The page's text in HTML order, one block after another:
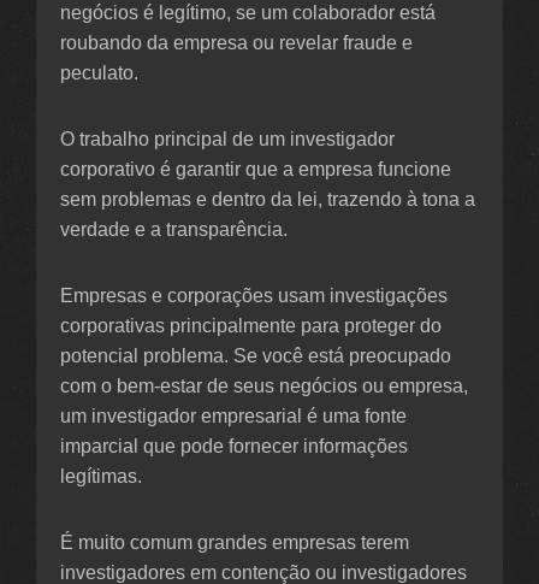
negócios é legítimo, se um colaborador está
roubando da empresa ou revelar fraude e
peculato.
O trabalho principal de um investigador
corporativo é garantir que a empresa funcione
sem problemas e dentro da lei, trazendo à tona a
verdade e a transparência.
Empresas e corporações usam investigações
corporativas principalmente para proteger do
potencial problema. Se você está preocupado
com o bem-estar de seus negócios ou empresa,
um investigador empresarial é uma fonte
imparcial que pode fornecer informações
legítimas.
É muito comum grandes empresas terem
investigadores em contenção ou investigadores